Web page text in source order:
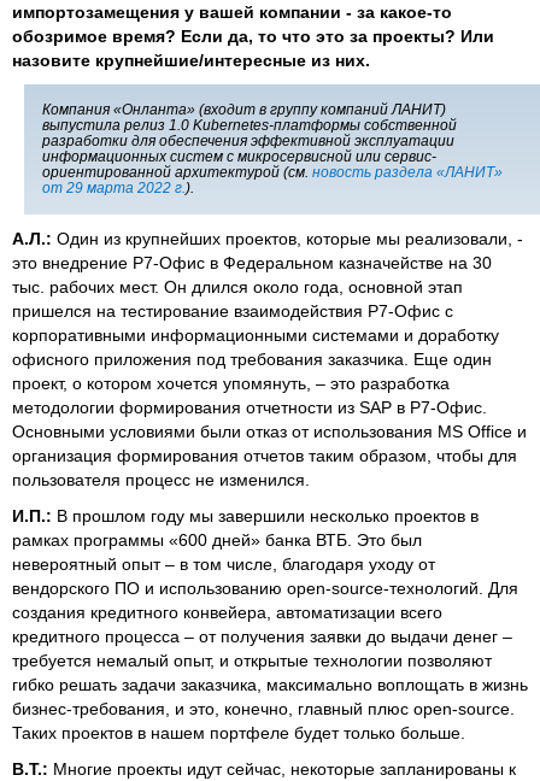
импортозамещения у вашей компании - за какое-то
обозримое время? Если да, то что это за проекты? Или
назовите крупнейшие/интересные из них.
Компания «Онланта» (входит в группу компаний ЛАНИТ)
выпустила релиз 1.0 Kubernetes-платформы собственной
разработки для обеспечения эффективной эксплуатации
информационных систем с микросервисной или сервис-
ориентированной архитектурой (см. новость раздела «ЛАНИТ»
от 29 марта 2022 г. ).
А.Л.: Один из крупнейших проектов, которые мы реализовали, -
это внедрение Р7-Офис в Федеральном казначействе на 30
тыс. рабочих мест. Он длился около года, основной этап
пришелся на тестирование взаимодействия Р7-Офис с
корпоративными информационными системами и доработку
офисного приложения под требования заказчика. Еще один
проект, о котором хочется упомянуть, – это разработка
методологии формирования отчетности из SAP в Р7-Офис.
Основными условиями были отказ от использования MS Office и
организация формирования отчетов таким образом, чтобы для
пользователя процесс не изменился.
И.П.: В прошлом году мы завершили несколько проектов в
рамках программы «600 дней» банка ВТБ. Это был
невероятный опыт – в том числе, благодаря уходу от
вендорского ПО и использованию open-source-технологий. Для
создания кредитного конвейера, автоматизации всего
кредитного процесса – от получения заявки до выдачи денег –
требуется немалый опыт, и открытые технологии позволяют
гибко решать задачи заказчика, максимально воплощать в жизнь
бизнес-требования, и это, конечно, главный плюс open-source.
Таких проектов в нашем портфеле будет только больше.
В.Т.: Многие проекты идут сейчас, некоторые запланированы к